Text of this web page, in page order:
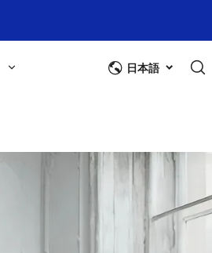
日本語